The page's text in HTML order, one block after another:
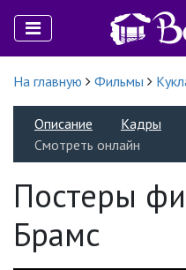
На главную Фильмы
Описание Кадры
Смотреть онлайн
Постеры
Брамс